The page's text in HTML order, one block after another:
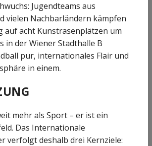
Jugendteams aus
vielen Nachbarländern kämpfen
auf acht Kunstrasenplätzen um
in der Wiener Stadthalle B
pur, internationales Flair und
in einem.
mehr als Sport – er ist ein
Das Internationale
verfolgt deshalb drei Kernziele: